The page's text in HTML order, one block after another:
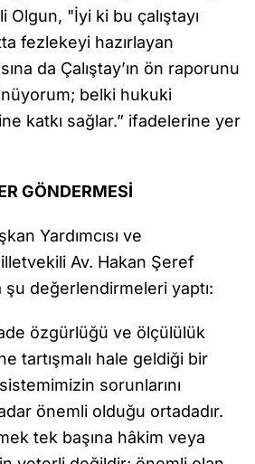
"İyi ki bu çalıştayı
fezlekeyi hazırlayan
da Çalıştay’ın ön raporunu
belki hukuki
katkı sağlar.” ifadelerine yer
GÖNDERMESİ
Yardımcısı ve
Av. Hakan Şeref
şu değerlendirmeleri yaptı:
özgürlüğü ve ölçülülük
tartışmalı hale geldiği bir
sorunlarını
önemli olduğu ortadadır.
tek başına hâkim veya